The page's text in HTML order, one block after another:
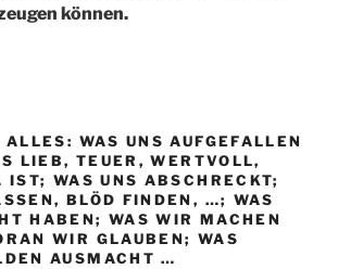
können.
WAS UNS AUFGEFALLEN
LIEB, TEUER, WERTVOLL,
WAS UNS ABSCHRECKT;
BLÖD FINDEN, …; WAS
HABEN; WAS WIR MACHEN
WIR GLAUBEN; WAS
AUSMACHT …